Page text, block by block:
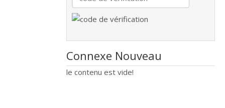
Connexe Nouveau
le contenu est vide!